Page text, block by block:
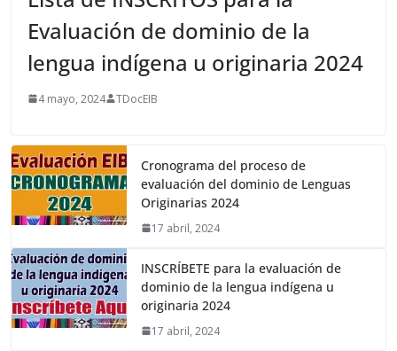
Evaluación de dominio de la
lengua indígena u originaria 2024
4 mayo, 2024 TDocEIB
Cronograma del proceso de
evaluación del dominio de Lenguas
Originarias 2024
17 abril, 2024
INSCRÍBETE para la evaluación de
dominio de la lengua indígena u
originaria 2024
17 abril, 2024